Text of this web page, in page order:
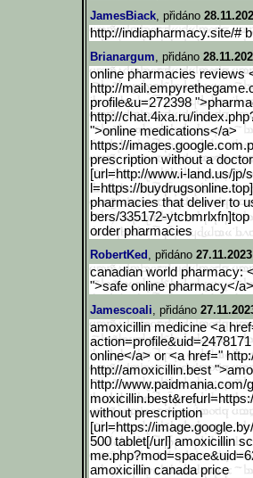
JamesBiack, přidáno
http://indiapharmacy.site/#
Brianargum, přidáno
online pharmacies reviews
http://
profile&u=272398
http://chat.4ixa.ru/
">online medications</a>
https://images.google.com
prescription without a
[url=http://www.i-land.us/jp/
l=https://
pharmacies that deliver to
bers/335172-
order pharmacies
RobertKed , přidáno
canadian world pharmacy:
">safe online pharmacy</
Jamescoali, přidáno
amoxicillin medicine <a
action=profile&uid=2478
online</a> or <a href="
http://amoxicillin.best
http://www.paidmania.com/
moxicillin.best&refurl=https:/
without prescription
[url=https://image.google
500 tablet[/url] amoxicillin
amoxicillin canada price